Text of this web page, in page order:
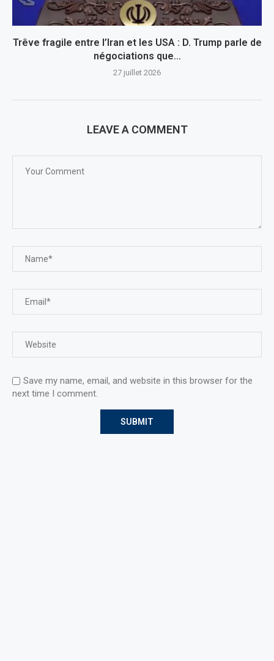
Trêve fragile entre l’Iran et les USA : D. Trump parle de
négociations que...
27 juillet 2026
LEAVE A COMMENT
Save my name, email, and website in this browser for the
next time I comment.